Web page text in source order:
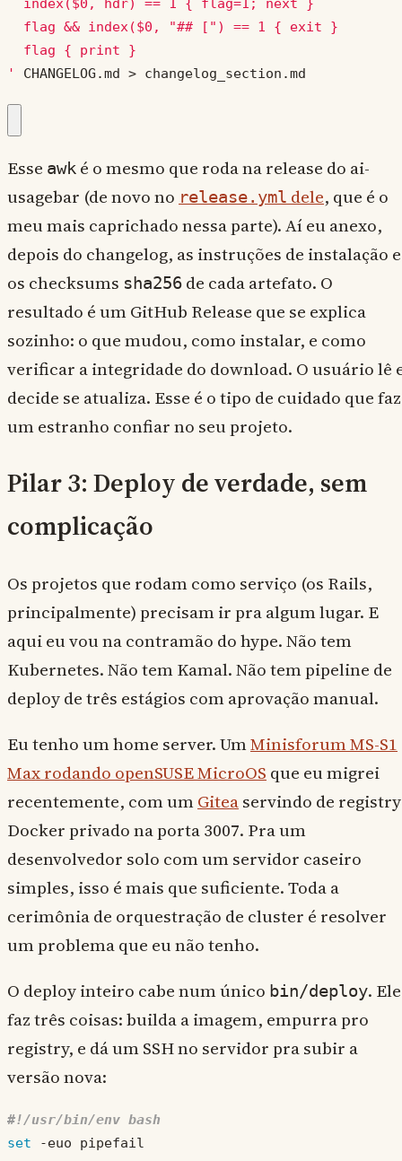
'
CHANGELOG.md > changelog_section.md
Esse awk é o mesmo que roda na release do ai-
usagebar (de novo no release.yml dele, que é o
meu mais caprichado nessa parte). Aí eu anexo,
depois do changelog, as instruções de instalação e
os checksums sha256 de cada artefato. O
resultado é um GitHub Release que se explica
sozinho: o que mudou, como instalar, e como
verificar a integridade do download. O usuário lê
decide se atualiza. Esse é o tipo de cuidado que faz
um estranho confiar no seu projeto.
Pilar 3: Deploy de verdade, sem
complicação
Os projetos que rodam como serviço (os Rails,
principalmente) precisam ir pra algum lugar. E
aqui eu vou na contramão do hype. Não tem
Kubernetes. Não tem Kamal. Não tem pipeline de
deploy de três estágios com aprovação manual.
Eu tenho um home server. UmMinisforum MS-S1
Max rodando openSUSE MicroOS que eu migrei
recentemente, com umGiteaservindo de registry
Docker privado na porta 3007. Pra um
desenvolvedor solo com um servidor caseiro
simples, isso é mais que suficiente. Toda a
cerimônia de orquestração de cluster é resolver
um problema que eu não tenho.
O deploy inteiro cabe num único bin/deploy. Ele
faz três coisas: builda a imagem, empurra pro
registry, e dá um SSH no servidor pra subir a
versão nova:
set